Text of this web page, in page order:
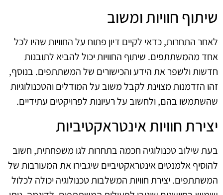
שיתוף חוויות ומשוב
לאחר התחרות, כדאי לקיים דיון פתוח על החוויות שהיו לכל
אחד מהמשתתפים. שיתוף החוויות יכול להביא לתובנות
חדשות ולשפר את הידע והכישורים של המשתתפים. בנוסף,
זהו הזדמנות מצוינת לקבל משוב על המודלים והטכנולוגיות
שהשתמשו בהם, ולחשוב על רעיונות לפרויקטים עתידיים.
יצירת חוויות אינטראקטיביות
בעת שילוב טכנולוגיה חכמה בתחרות לגו משפחתית, חשוב
להוסיף אלמנטים אינטראקטיביים שיגבירו את המעורבות של
המשתתפים. יצירת חוויות המשלבות טכנולוגיה יכולה לכלול